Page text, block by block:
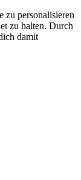
zu personalisieren
zu halten. Durch
damit